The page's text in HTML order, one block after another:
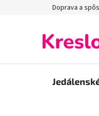
Doprava a